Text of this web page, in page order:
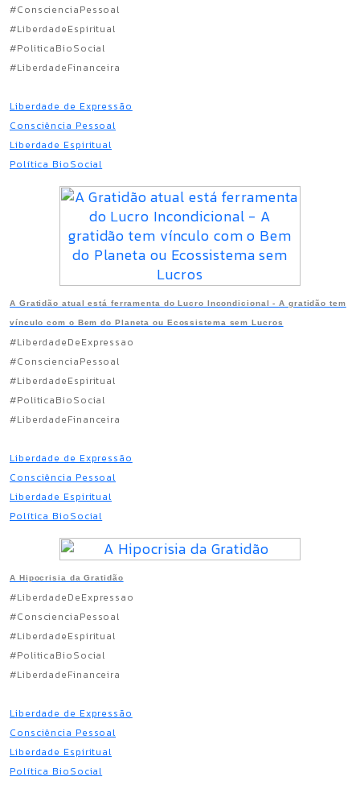
#ConscienciaPessoal
#LiberdadeEspiritual
#PoliticaBioSocial
#LiberdadeFinanceira
Liberdade de Expressão
Consciência Pessoal
Liberdade Espiritual
Política BioSocial
A Gratidão atual está ferramenta do Lucro Incondicional - A gratidão tem
vínculo com o Bem do Planeta ou Ecossistema sem Lucros
#LiberdadeDeExpressao
#ConscienciaPessoal
#LiberdadeEspiritual
#PoliticaBioSocial
#LiberdadeFinanceira
Liberdade de Expressão
Consciência Pessoal
Liberdade Espiritual
Política BioSocial
A Hipocrisia da Gratidão
#LiberdadeDeExpressao
#ConscienciaPessoal
#LiberdadeEspiritual
#PoliticaBioSocial
#LiberdadeFinanceira
Liberdade de Expressão
Consciência Pessoal
Liberdade Espiritual
Política BioSocial